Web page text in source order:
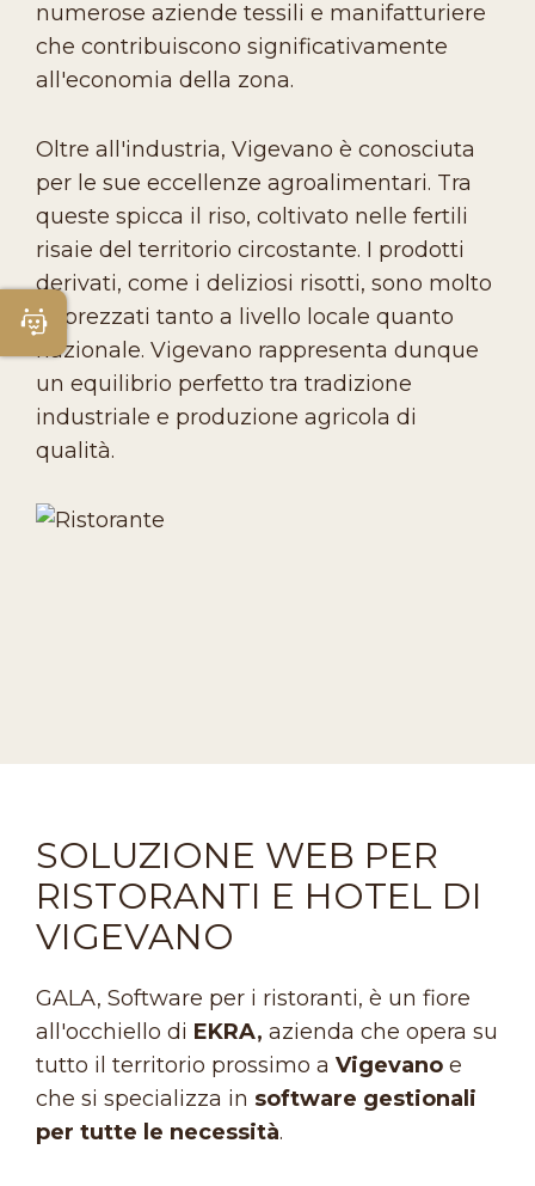
numerose aziende tessili e manifatturiere
che contribuiscono significativamente
all'economia della zona.
Oltre all'industria, Vigevano è conosciuta
per le sue eccellenze agroalimentari. Tra
queste spicca il riso, coltivato nelle fertili
risaie del territorio circostante. I prodotti
derivati, come i deliziosi risotti, sono molto
apprezzati tanto a livello locale quanto
nazionale. Vigevano rappresenta dunque
un equilibrio perfetto tra tradizione
industriale e produzione agricola di
qualità.
SOLUZIONE WEB PER
RISTORANTI E HOTEL DI
VIGEVANO
GALA, Software per i ristoranti, è un fiore
all'occhiello di EKRA, azienda che opera su
tutto il territorio prossimo a Vigevano e
che si specializza in software gestionali
per tutte le necessità.
Apri Chatbot